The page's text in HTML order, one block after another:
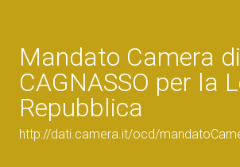
Mandato Camera
CAGNASSO per la
Repubblica
http://dati.camera.it/ocd/